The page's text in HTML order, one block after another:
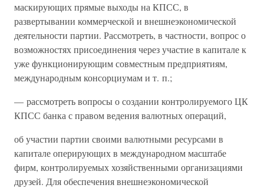
маскирующих прямые выходы на КПСС, в
развертывании коммерческой и внешнеэкономической
деятельности партии. Рассмотреть, в частности, вопрос о
возможностях присоединения через участие в капитале к
уже функционирующим совместным предприятиям,
международным консорциумам и т. п.;
— рассмотреть вопросы о создании контролируемого ЦК
КПСС банка с правом ведения валютных операций,
об участии партии своими валютными ресурсами в
капитале оперирующих в международном масштабе
фирм, контролируемых хозяйственными организациями
друзей. Для обеспечения внешнеэкономической